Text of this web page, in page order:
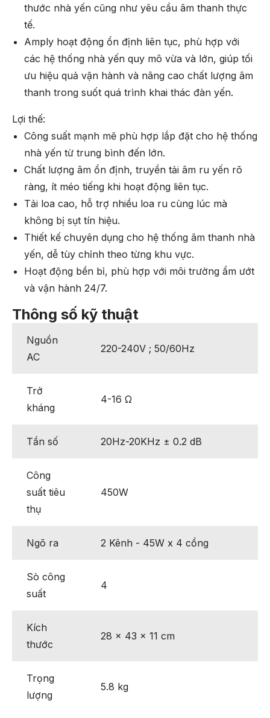
thước nhà yến cũng như yêu cầu âm thanh thực
tế.
Amply hoạt động ổn định liên tục, phù hợp với
các hệ thống nhà yến quy mô vừa và lớn, giúp tối
ưu hiệu quả vận hành và nâng cao chất lượng âm
thanh trong suốt quá trình khai thác đàn yến.
Lợi thế:
Công suất mạnh mẽ phù hợp lắp đặt cho hệ thống
nhà yến từ trung bình đến lớn.
Chất lượng âm ổn định, truyền tải âm ru yến rõ
ràng, ít méo tiếng khi hoạt động liên tục.
Tải loa cao, hỗ trợ nhiều loa ru cùng lúc mà
không bị sụt tín hiệu.
Thiết kế chuyên dụng cho hệ thống âm thanh nhà
yến, dễ tùy chỉnh theo từng khu vực.
Hoạt động bền bỉ, phù hợp với môi trường ẩm ướt
và vận hành 24/7.
Thông số kỹ thuật
Nguồn
AC
220-240V ; 50/60Hz
Trở
kháng
4-16 Ω
Tần số 20Hz-20KHz ± 0.2 dB
Công
suất tiêu
thụ
450W
Ngõ ra 2 Kênh - 45W x 4 cổng
Sò công
suất
4
Kích
thước
28 x 43 x 11 cm
Trọng
lượng
5.8 kg